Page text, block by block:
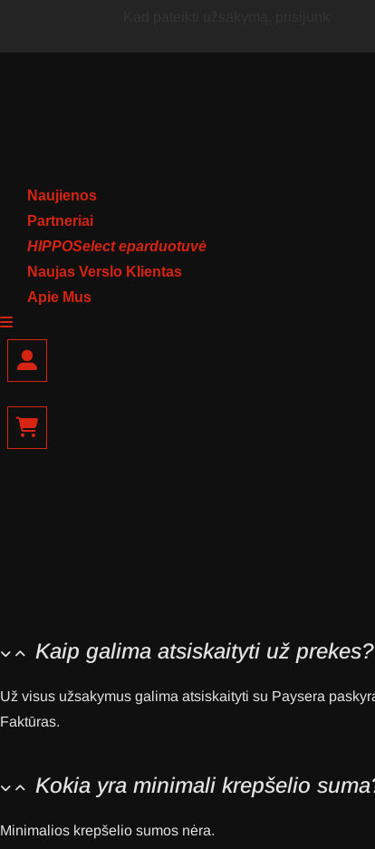
Naujienos
Partneriai
HIPPOSelect eparduotuvė
Naujas Verslo Klientas
Apie Mus
Kaip galima atsiskaityti už prekes?
Už visus užsakymus galima atsiskaityti su Paysera
Faktūras.
Kokia yra minimali krepšelio
Minimalios krepšelio sumos nėra.